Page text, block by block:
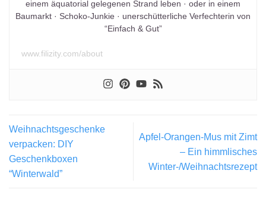
einem äquatorial gelegenen Strand leben · oder in einem
Baumarkt · Schoko-Junkie · unerschütterliche Verfechterin von
“Einfach & Gut”
www.filizity.com/about
Weihnachtsgeschenke
verpacken: DIY
Geschenkboxen
“Winterwald”
Apfel-Orangen-Mus mit Zimt
– Ein himmlisches
Winter-/Weihnachtsrezept